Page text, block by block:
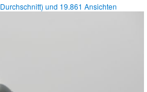
Durchschnitt) und 19.861 Ansichten